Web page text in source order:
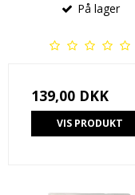
På lager
139,00 DKK
VIS PRODUKT